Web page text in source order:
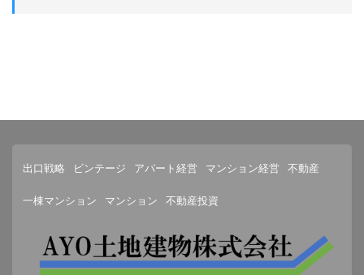
出口戦略 ビンテージ アパート経営 マンション経営 不動産
一棟マンション マンション 不動産投資